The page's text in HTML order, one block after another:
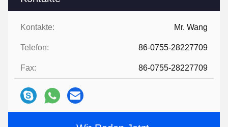
Kontakte: Mr. Wang
Telefon: 86-0755-28227709
Fax: 86-0755-28227709